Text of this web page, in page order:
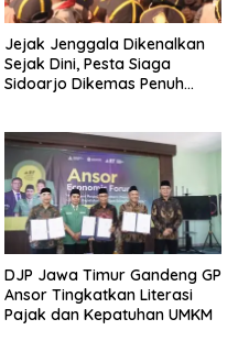
Jejak Jenggala Dikenalkan
Sejak Dini, Pesta Siaga
Sidoarjo Dikemas Penuh
DJP Jawa Timur Gandeng GP
Ansor Tingkatkan Literasi
Pajak dan Kepatuhan UMKM